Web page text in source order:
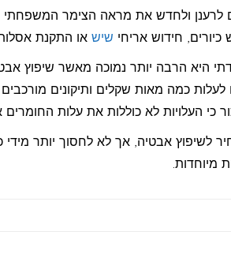
לרענן ולחדש את מראה הצימר המשפחתי
חידוש אריחי שיש או התקנת אסלות
היא הרבה יותר נמוכה מאשר שיפוץ
כמה מאות שקלים ותיקונים
לשיפוץ אבטיה, אך לא לחסוך יותר
מיוחדות.